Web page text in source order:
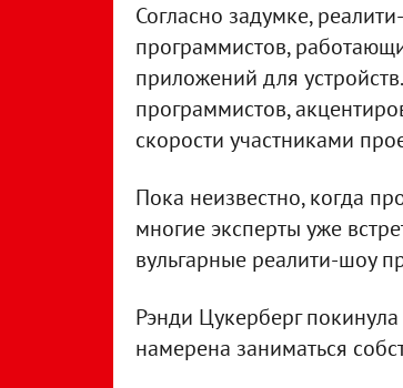
Согласно задумке,
программистов,
приложений для
программистов,
скорости участниками
Пока неизвестно, когда
многие эксперты уже
вульгарные реалити-шоу
Рэнди Цукерберг
намерена заниматься